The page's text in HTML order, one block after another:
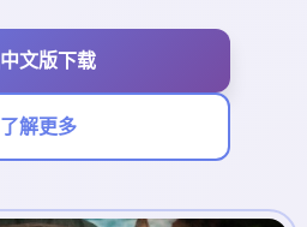
中文版下载
了解更多